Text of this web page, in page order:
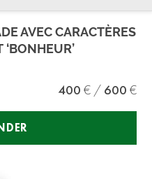
AVEC CARACTÈRES
‘BONHEUR’
400 600